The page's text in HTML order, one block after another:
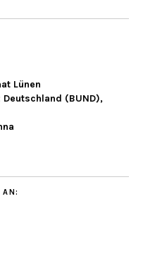
Lünen
(BUND),
AN: